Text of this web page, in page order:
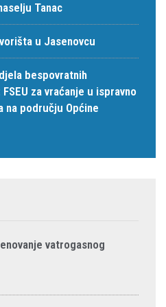
Tanac
u Jasenovcu
bespovratnih
za vraćanje u ispravno
na području Općine
vatrogasnog